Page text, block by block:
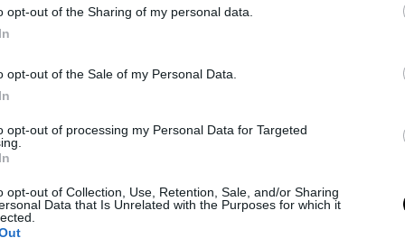
opt-out of the Sharing of my personal data.
opt-out of the Sale of my Personal Data.
opt-out of processing my Personal Data for Targeted
opt-out of Collection, Use, Retention, Sale, and/or Sharing
Data that Is Unrelated with the Purposes for which it
Neural Hírek